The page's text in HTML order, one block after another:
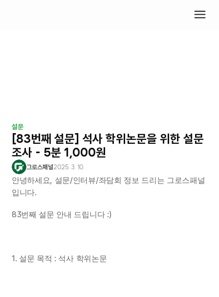
설문
[83번째 설문] 석사 학위논문을 위한 설문
조사 - 5분 1,000원
그로스패널2025. 3. 10.
안녕하세요, 설문/인터뷰/좌담회 정보 드리는 그로스패널
입니다.
83번째 설문 안내 드립니다 :)
1. 설문 목적 : 석사 학위논문